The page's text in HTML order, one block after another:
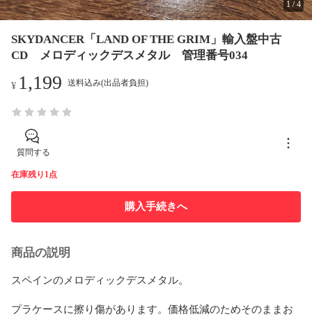
1/4
SKYDANCER「LAND OF THE GRIM」輸入盤中古
CD メロディックデスメタル 管理番号034
¥ 1,199 送料込み(出品者負担)
質問する
在庫残り1点
購入手続きへ
商品の説明
スペインのメロディックデスメタル。
プラケースに擦り傷があります。価格低減のためそのままお